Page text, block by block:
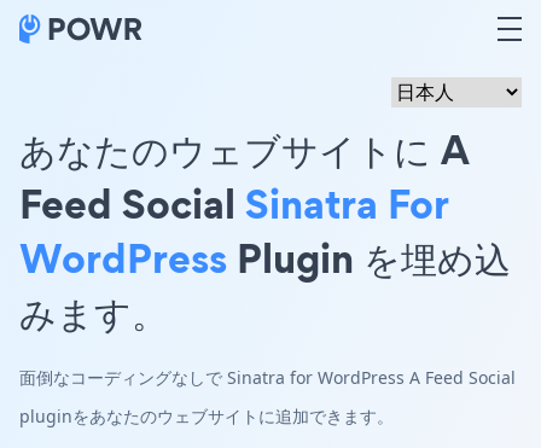
あなたのウェブサイトに A
Feed Social Sinatra For
WordPress Plugin を埋め込
みます。
面倒なコーディングなしで Sinatra for WordPress A Feed Social
pluginをあなたのウェブサイトに追加できます。